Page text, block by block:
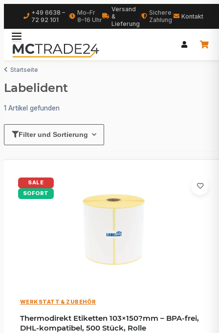
+49 6638 –
72 92 101
Mo–Fr
8–16 Uhr
Versand
&
Lieferung
Sichere
Zahlung
Kontakt
Startseite
Labelident
1 Artikel gefunden
Filter und Sortierung
SALE
SOFORT
WERKSTATT & ZUBEHÖR
Thermodirekt Etiketten 103×150?mm – BPA-frei,
DHL-kompatibel, 500 Stück, Rolle